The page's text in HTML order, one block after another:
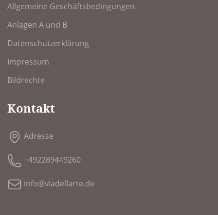
Allgemeine Geschäftsbedingungen
Anlagen A und B
Datenschutzerklärung
Impressum
Bildrechte
Kontakt
Adresse
+492289449260
info@viadellarte.de